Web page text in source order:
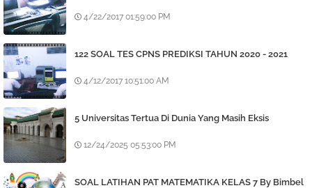
4/22/2017 01:59:00 PM
122 SOAL TES CPNS PREDIKSI TAHUN 2020 - 2021
4/12/2017 10:51:00 AM
5 Universitas Tertua Di Dunia Yang Masih Eksis
12/24/2025 05:53:00 PM
SOAL LATIHAN PAT MATEMATIKA KELAS 7 By Bimbel